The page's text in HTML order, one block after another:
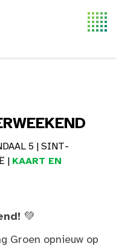
5 | SINT-
| KAART EN
💚
Groen opnieuw op